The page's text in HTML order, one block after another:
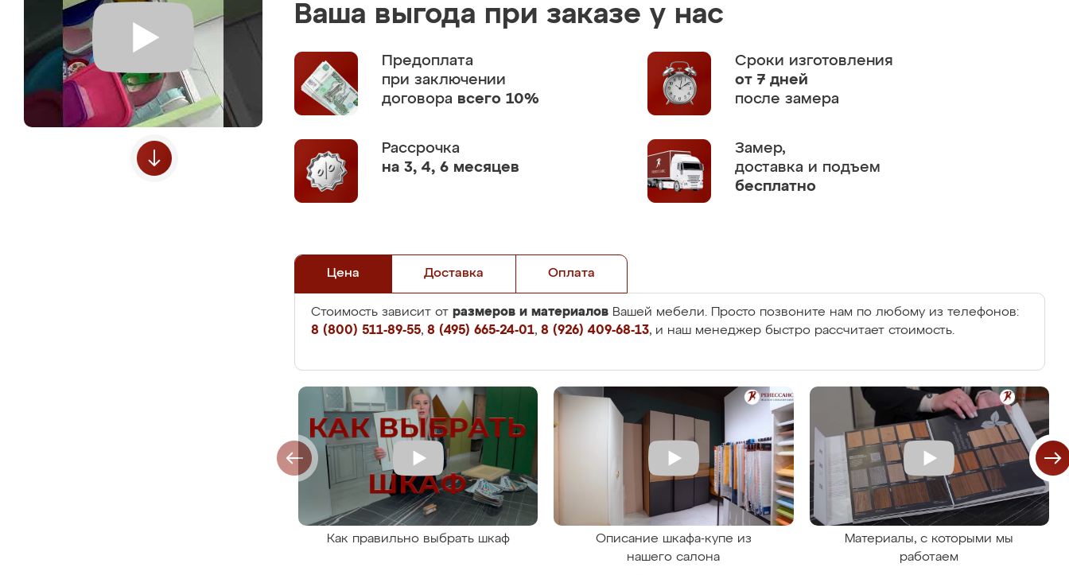
Ваша выгода при заказе у нас
Предоплата
при заключении
договора всего 10%
Сроки изготовления
от 7 дней
после замера
Рассрочка
на 3, 4, 6 месяцев
Замер,
доставка и подъем
бесплатно
Цена Доставка Оплата
Стоимость зависит от размеров и материалов Вашей мебели. Просто позвоните нам по любому из телефонов:
8 (800) 511-89-55, 8 (495) 665-24-01, 8 (926) 409-68-13, и наш менеджер быстро рассчитает стоимость.
Как правильно выбрать шкаф
Описание шкафа-купе из
нашего салона
Материалы, с которыми мы
работаем